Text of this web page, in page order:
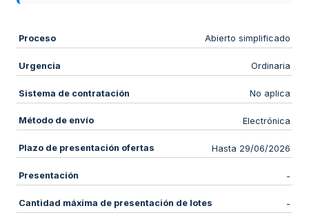
Proceso Abierto simplificado
Urgencia Ordinaria
Sistema de contratación No aplica
Método de envío Electrónica
Plazo de presentación ofertas Hasta 29/06/2026
Presentación -
Cantidad máxima de presentación de lotes -